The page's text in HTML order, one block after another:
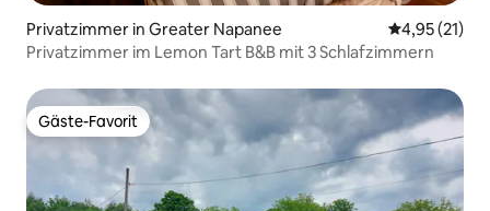
Privatzimmer in Greater Napanee
4,95 (21)
Privatzimmer im Lemon Tart B&B mit 3 Schlafzimmern
Gäste-Favorit
Gäste-Favorit